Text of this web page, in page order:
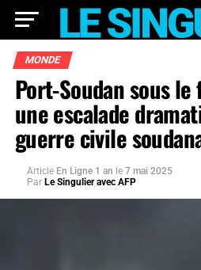
MONDE
Port-Soudan sous
une escalade
guerre civile
Article En Ligne 1 an le 7 mai 2025
Par Le Singulier avec AFP